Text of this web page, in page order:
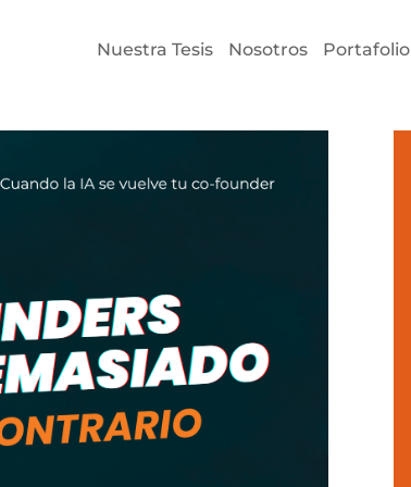
Nuestra Tesis Nosotros Portafolio